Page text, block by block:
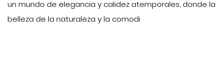
un mundo de elegancia y calidez atemporales, donde la
belleza de la naturaleza y la comodi